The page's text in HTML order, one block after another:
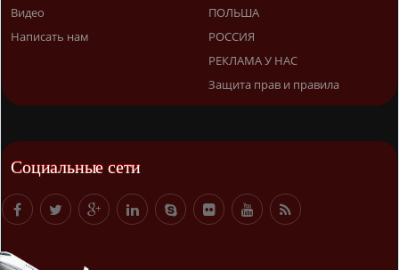
Видео
Написать нам
ПОЛЬША
РОССИЯ
РЕКЛАМА У НАС
Защита прав и правила
Социальные сети